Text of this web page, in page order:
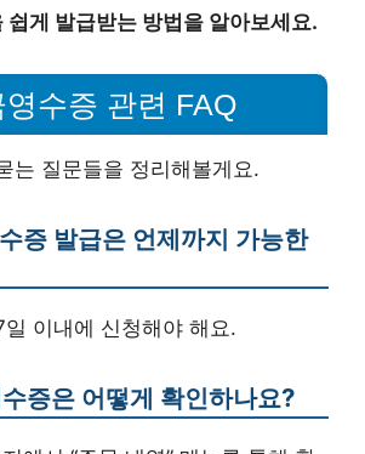
쉽게 발급받는 방법을 알아보세요.
수증 관련 FAQ
는 질문들을 정리해볼게요.
증 발급은 언제까지 가능한
일 이내에 신청해야 해요.
증은 어떻게 확인하나요?